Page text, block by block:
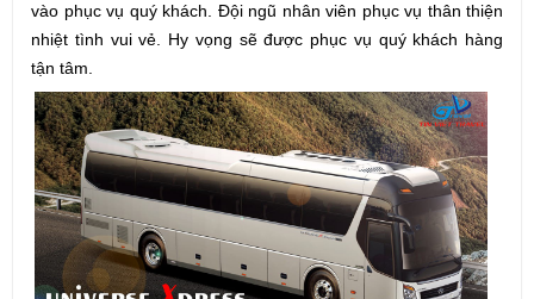
vào phục vụ quý khách. Đội ngũ nhân viên phục vụ thân thiện
nhiệt tình vui vẻ. Hy vọng sẽ được phục vụ quý khách hàng
tận tâm.